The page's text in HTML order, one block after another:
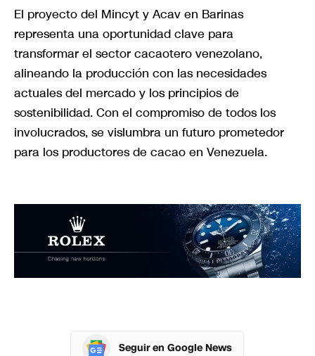
El proyecto del Mincyt y Acav en Barinas
representa una oportunidad clave para
transformar el sector cacaotero venezolano,
alineando la producción con las necesidades
actuales del mercado y los principios de
sostenibilidad. Con el compromiso de todos los
involucrados, se vislumbra un futuro prometedor
para los productores de cacao en Venezuela.
Seguir en Google News